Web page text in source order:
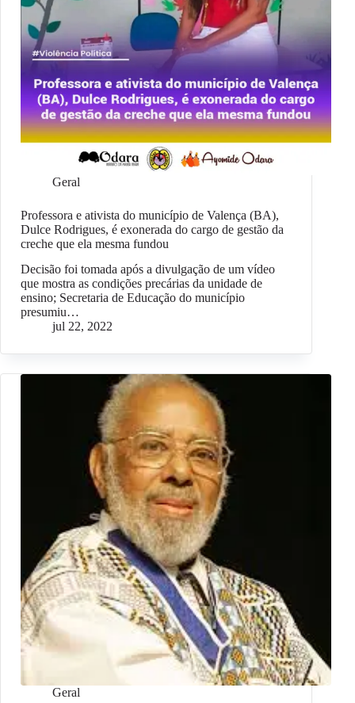
Geral
Professora e ativista do município de Valença (BA),
Dulce Rodrigues, é exonerada do cargo de gestão da
creche que ela mesma fundou
Decisão foi tomada após a divulgação de um vídeo
que mostra as condições precárias da unidade de
ensino; Secretaria de Educação do município
presumiu…
jul 22, 2022
Geral